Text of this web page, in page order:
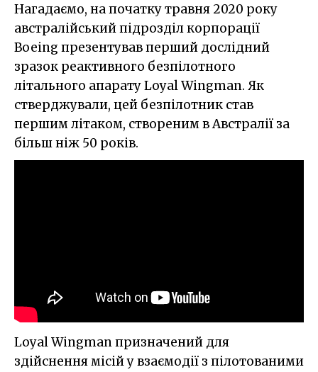
Нагадаємо, на початку травня 2020 року
австралійський підрозділ корпорації
Boeing презентував перший дослідний
зразок реактивного безпілотного
літального апарату Loyal Wingman. Як
стверджували, цей безпілотник став
першим літаком, створеним в Австралії за
більш ніж 50 років.
Loyal Wingman призначений для
здійснення місій у взаємодії з пілотованими